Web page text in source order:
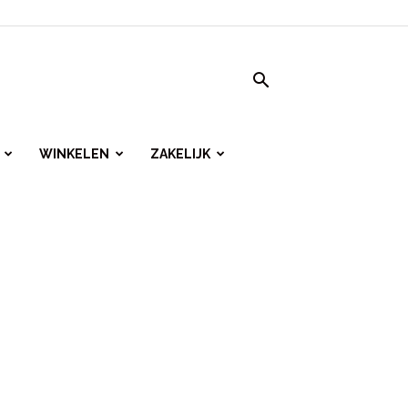
WINKELEN ZAKELIJK